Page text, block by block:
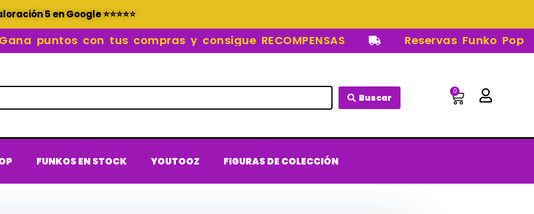
5 en Google ⭐⭐⭐⭐⭐
puntos con tus compras y consigue RECOMPENSAS Reservas Funko Pop
Buscar
0
Carrito
FUNKOS EN STOCK YOUTOOZ FIGURAS DE COLECCIÓN